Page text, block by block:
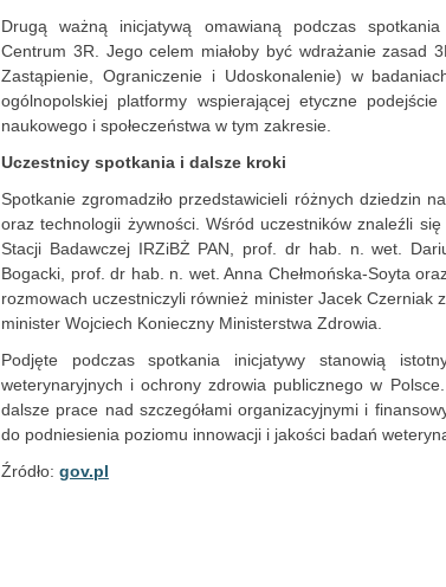
Drugą ważną inicjatywą omawianą podczas
Centrum 3R. Jego celem miałoby być wdrażanie zasad
Zastąpienie, Ograniczenie i Udoskonalenie) w
ogólnopolskiej platformy wspierającej etyczne
naukowego i społeczeństwa w tym zakresie.
Uczestnicy spotkania i dalsze kroki
Spotkanie zgromadziło przedstawicieli różnych dziedzin
oraz technologii żywności. Wśród uczestników znaleźli
Stacji Badawczej IRZiBŻ PAN, prof. dr hab. n. wet.
Bogacki, prof. dr hab. n. wet. Anna Chełmońska-Soyta
rozmowach uczestniczyli również minister Jacek Czerniak
minister Wojciech Konieczny Ministerstwa Zdrowia.
Podjęte podczas spotkania inicjatywy stanowią
weterynaryjnych i ochrony zdrowia publicznego w
dalsze prace nad szczegółami organizacyjnymi i
do podniesienia poziomu innowacji i jakości badań
Źródło: gov.pl